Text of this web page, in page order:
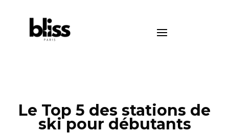
Le Top 5 des stations de
ski pour débutants